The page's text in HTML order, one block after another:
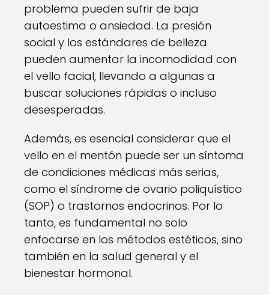
problema pueden sufrir de baja
autoestima o ansiedad. La presión
social y los estándares de belleza
pueden aumentar la incomodidad con
el vello facial, llevando a algunas a
buscar soluciones rápidas o incluso
desesperadas.
Además, es esencial considerar que el
vello en el mentón puede ser un síntoma
de condiciones médicas más serias,
como el síndrome de ovario poliquístico
(SOP) o trastornos endocrinos. Por lo
tanto, es fundamental no solo
enfocarse en los métodos estéticos, sino
también en la salud general y el
bienestar hormonal.